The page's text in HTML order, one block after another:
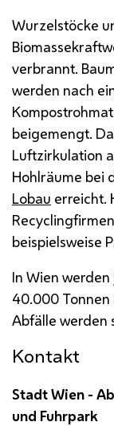
Wurzelstöcke
verbrannt.
werden nach
beigemengt.
Luftzirkulation
Hohlräume bei
Lobau erreicht.
beispielsweise
In Wien
40.000 Tonnen
Abfälle werden
Kontakt
Stadt Wien -
und Fuhrpark